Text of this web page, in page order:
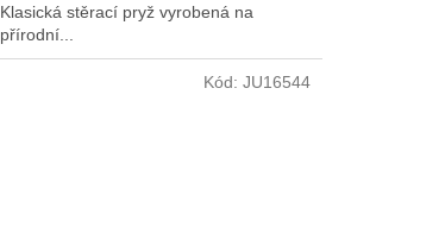
Klasická stěrací pryž vyrobená na
přírodní...
Kód: JU16544